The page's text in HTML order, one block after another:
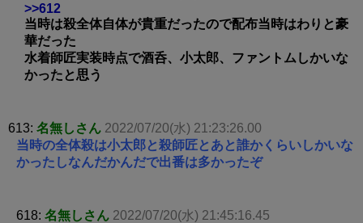
>>612
当時は殺全体自体が貴重だったので配布当時はわりと豪
華だった
水着師匠実装時点で酒呑、小太郎、ファントムしかいな
かったと思う
613: 名無しさん 2022/07/20(水) 21:23:26.00
当時の全体殺は小太郎と殺師匠とあと誰かくらいしかいな
かったしなんだかんだで出番は多かったぞ
618: 名無しさん 2022/07/20(水) 21:45:16.45